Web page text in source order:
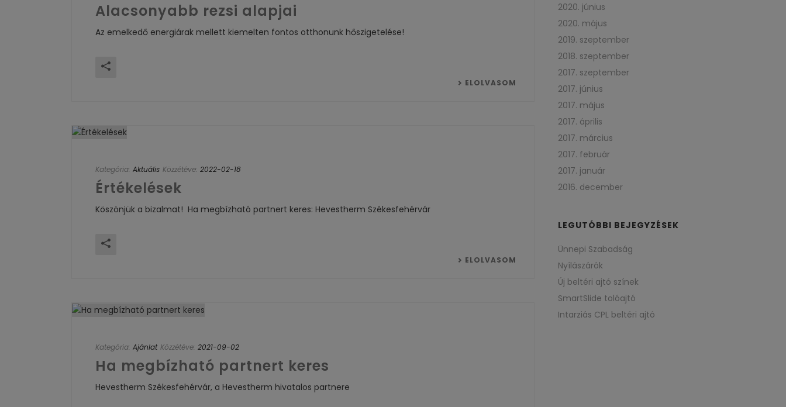
Alacsonyabb rezsi alapjai
Az emelkedő energiárak mellett kiemelten fontos otthonunk hőszigetelése!
ELOLVASOM
Kategória: Aktuális Közzétéve: 2022-02-18
Értékelések
Köszönjük a bizalmat! Ha megbízható partnert keres: Hevestherm Székesfehérvár
ELOLVASOM
Kategória: Ajánlat Közzétéve: 2021-09-02
Ha megbízható partnert keres
Hevestherm Székesfehérvár, a Hevestherm hivatalos partnere
2020. június
2020. május
2019. szeptember
2018. szeptember
2017. szeptember
2017. június
2017. május
2017. április
2017. március
2017. február
2017. január
2016. december
LEGUTÓBBI BEJEGYZÉSEK
Ünnepi Szabadság
Nyílászárók
Új beltéri ajtó színek
SmartSlide tolóajtó
Intarziás CPL beltéri ajtó